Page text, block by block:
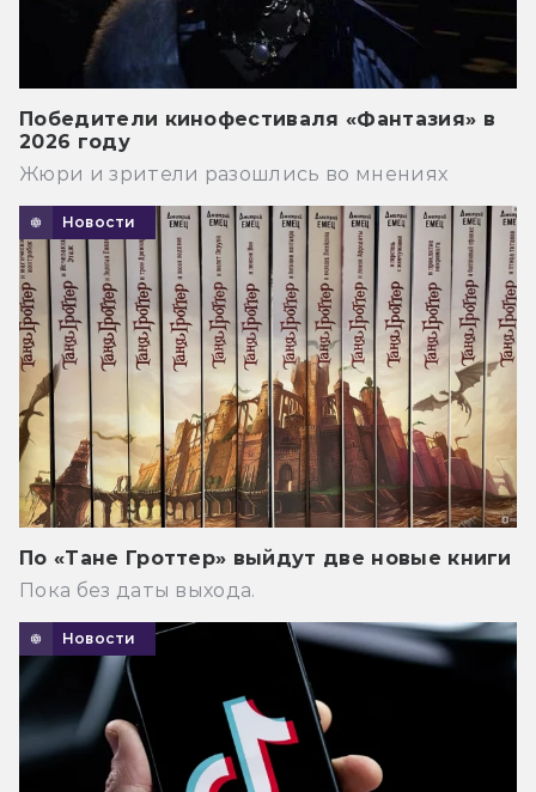
Победители кинофестиваля «Фантазия» в
2026 году
Жюри и зрители разошлись во мнениях
Новости
По «Тане Гроттер» выйдут две новые книги
Пока без даты выхода.
Новости